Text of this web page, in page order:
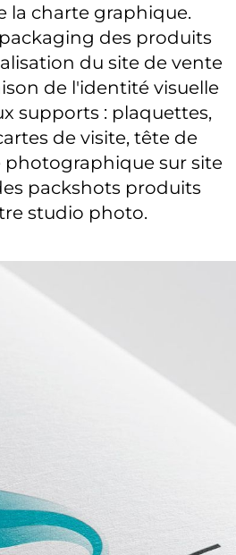
la charte graphique.
des produits
du site de vente
de l'identité visuelle
supports : plaquettes,
de visite, tête de
photographique sur site
packshots produits
studio photo.